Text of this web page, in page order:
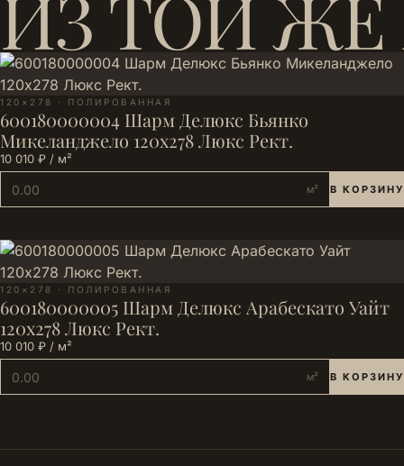
ИЗ ТОЙ ЖЕ
120×278 · ПОЛИРОВАННАЯ
600180000004 Шарм Делюкс Бьянко
Микеланджело 120х278 Люкс Рект.
10 010 ₽ / м²
м² В КОРЗИНУ
120×278 · ПОЛИРОВАННАЯ
600180000005 Шарм Делюкс Арабескато Уайт
120х278 Люкс Рект.
10 010 ₽ / м²
м² В КОРЗИНУ